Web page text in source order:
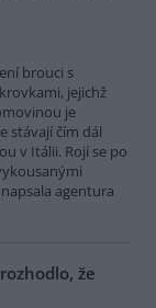
brouci s
jejichž
je
stávají čím dál
v Itálii. Rojí se po
agentura
že